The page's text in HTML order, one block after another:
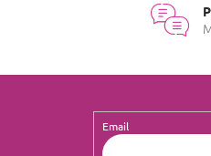
Email